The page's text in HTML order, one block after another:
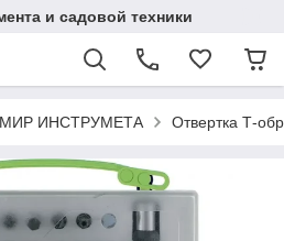
и садовой техники
МИР ИНСТРУМЕТА Отвертка Т-